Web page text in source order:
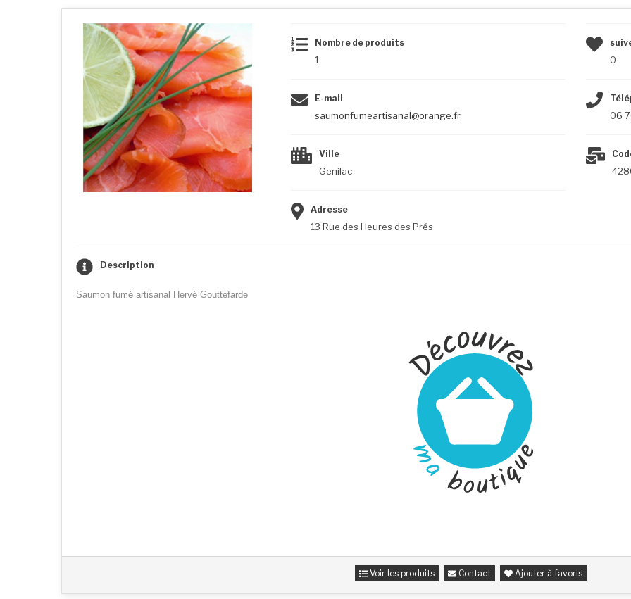
Nombre de produits
1 0
E-mail
saumonfumeartisanal@orange.fr 06
Ville
Genilac
Adresse
13 Rue des Heures des Prés
Description
Saumon fumé artisanal Hervé Gouttefarde
Voir les produits Contact Ajouter à favoris